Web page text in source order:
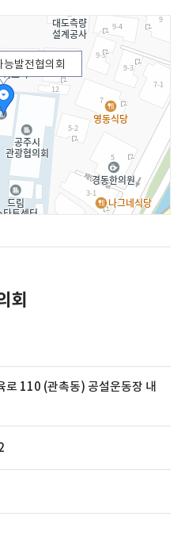
발전협의회
회
로 110 (관촉동) 공설운동장 내